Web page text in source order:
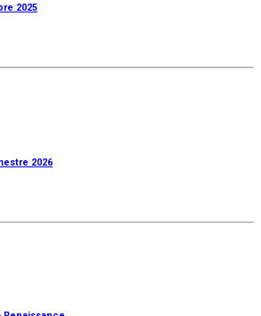
2025
2026